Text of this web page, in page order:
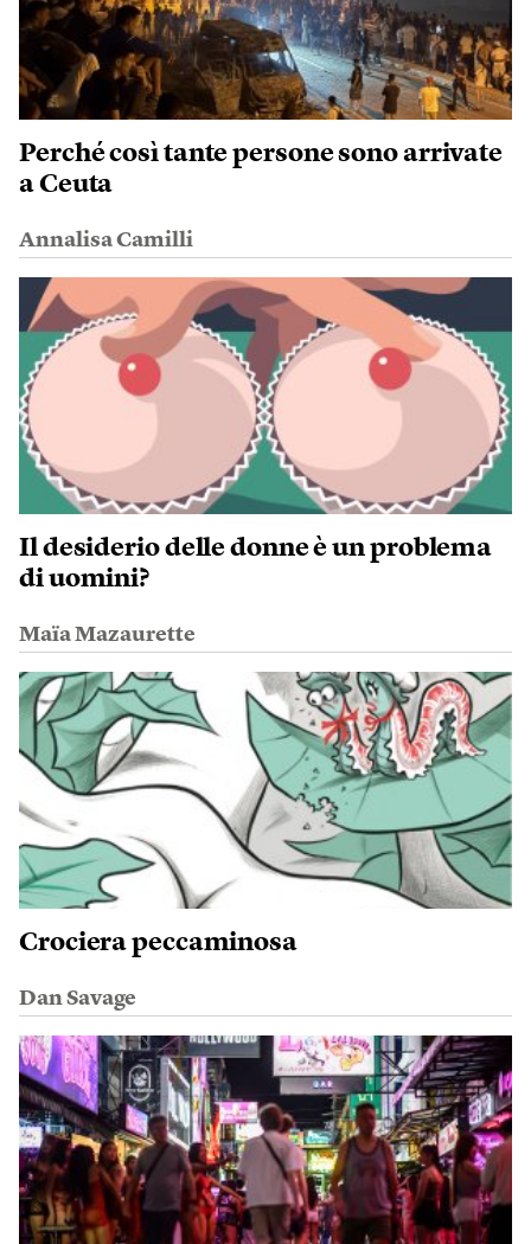
Perché così tante persone sono arrivate
a Ceuta
Annalisa Camilli
Il desiderio delle donne è un problema
di uomini?
Maïa Mazaurette
Crociera peccaminosa
Dan Savage